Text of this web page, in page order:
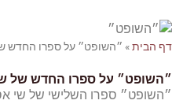
דף הבית» ״השופט״ על ספרו החדש
״השופט״ על ספרו החדש של
״השופט״ ספרו השלישי של שי